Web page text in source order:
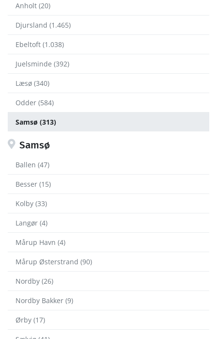
Anholt (20)
Djursland (1.465)
Ebeltoft (1.038)
Juelsminde (392)
Læsø (340)
Odder (584)
Samsø (313)
Samsø
Ballen (47)
Besser (15)
Kolby (33)
Langør (4)
Mårup Havn (4)
Mårup Østerstrand (90)
Nordby (26)
Nordby Bakker (9)
Ørby (17)